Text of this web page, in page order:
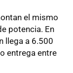
el mismo
potencia. En
llega a 6.500
entrega entre